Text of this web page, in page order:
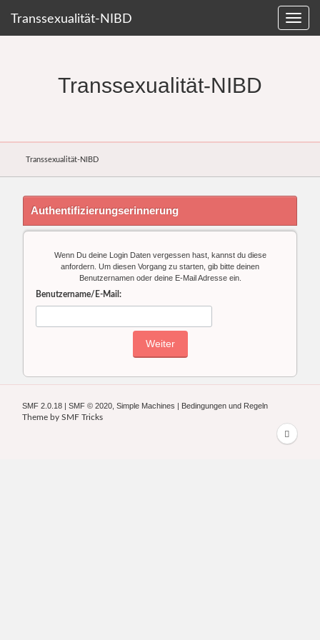
Transsexualität-NIBD
Transsexualität-NIBD
Transsexualität-NIBD
Authentifizierungserinnerung
Wenn Du deine Login Daten vergessen hast, kannst du diese
anfordern. Um diesen Vorgang zu starten, gib bitte deinen
Benutzernamen oder deine E-Mail Adresse ein.
Benutzername/E-Mail:
SMF 2.0.18 |SMF © 2020 ,Simple Machines | Bedingungen und Regeln
Theme bySMF Tricks